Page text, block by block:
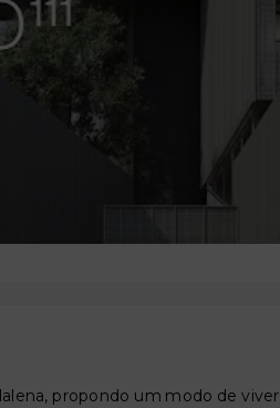
propondo um modo de viver